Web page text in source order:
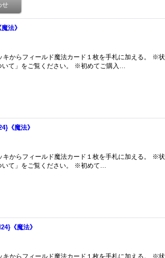
法》
キからフィールド魔法カード１枚を手札に加える。 ※状
いて」をご覧ください。 ※初めてご購入…
《魔法》
キからフィールド魔法カード１枚を手札に加える。 ※状
いて」をご覧ください。 ※初めて…
《魔法》
キからフィールド魔法カード１枚を手札に加える。 ※状